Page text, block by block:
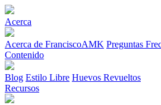
Acerca
Acerca de FranciscoAMK Preguntas
Contenido
Blog Estilo Libre Huevos Revueltos
Recursos